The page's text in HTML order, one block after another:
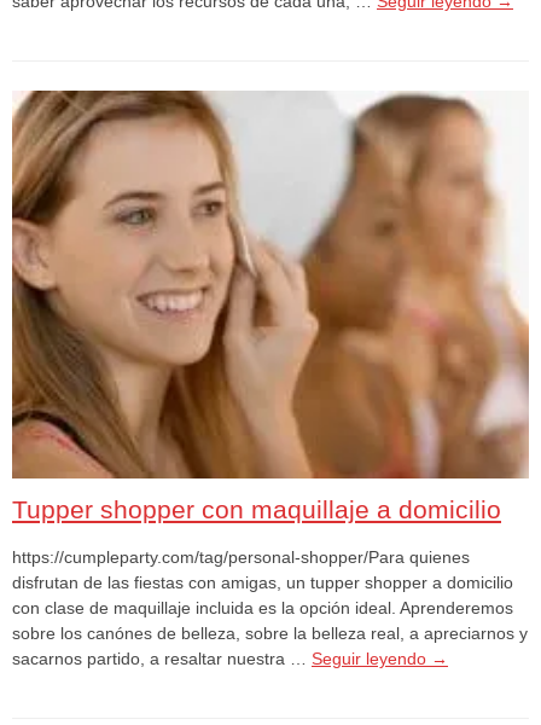
Tupper shopper con maquillaje a domicilio
https://cumpleparty.com/tag/personal-shopper/Para quienes
disfrutan de las fiestas con amigas, un tupper shopper a domicilio
con clase de maquillaje incluida es la opción ideal. Aprenderemos
sobre los canónes de belleza, sobre la belleza real, a apreciarnos y
sacarnos partido, a resaltar nuestra … Seguir leyendo →